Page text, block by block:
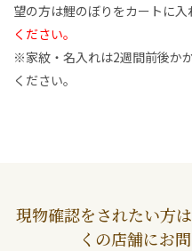
望の方は鯉のぼりをカートに入
ください。
※家紋・名入れは2週間前後か
ください。
現物確認をされたい方
くの店舗にお